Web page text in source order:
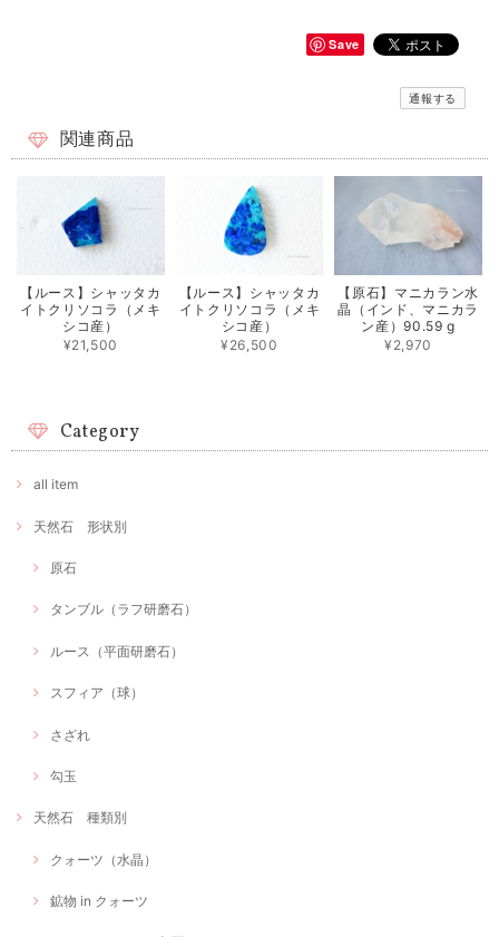
Save
通報する
関連商品
【ルース】シャッタカ
イトクリソコラ（メキ
シコ産）
¥21,500
【ルース】シャッタカ
イトクリソコラ（メキ
シコ産）
¥26,500
【原石】マニカラン水
晶（インド、マニカラ
ン産）90.59 g
¥2,970
Category
all item
天然石 形状別
原石
タンブル（ラフ研磨石）
ルース（平面研磨石）
スフィア（球）
さざれ
勾玉
天然石 種類別
クォーツ（水晶）
鉱物 in クォーツ